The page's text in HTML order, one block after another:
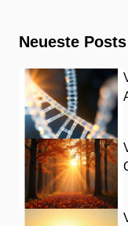
Neueste Posts